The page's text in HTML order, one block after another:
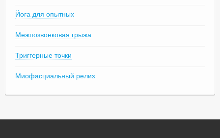
Йога для опытных
Межпозвонковая грыжа
Триггерные точки
Миофасциальный релиз